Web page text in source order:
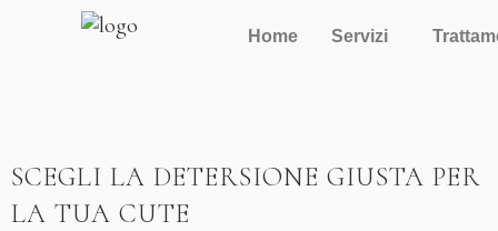
Home Servizi
SCEGLI LA DETERSIONE GIUSTA PER
LA TUA CUTE